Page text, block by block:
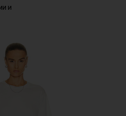
И
С КОРОТКИМ РУКАВОМ